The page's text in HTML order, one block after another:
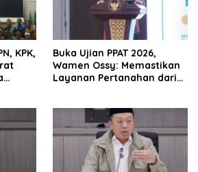
KPK,
Buka Ujian PPAT 2026,
Wamen Ossy: Memastikan
Layanan Pertanahan dari
Berintegritas